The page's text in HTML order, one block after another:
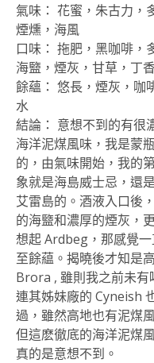
氣味： 花蜜，朱古力，
煙燻，海風
口味： 拖肥，黑咖啡，
海盬，煙灰，甘草，丁香
餘蘊： 悠長，煙灰，咖
水
結論： 意想不到的有很
海洋泥煤風味，我是蒙
的，由氣味開始，我的
象就是海島威士忌，還
艾雷島的。酒液入口後
的海盬和濃厚的煙灰，
想起 Ardbeg，那感覺
至餘藴。揭曉後才知是
Brora , 雖則我之前未有
連其姊妹廠的 Cyneish
過，雖然高地也有泥煤
但這麽徹底的海洋泥煤
真的是意想不到。